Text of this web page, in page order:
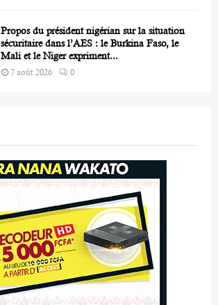
Propos du président nigérian sur la situation
sécuritaire dans l’AES : le Burkina Faso, le
Mali et le Niger expriment...
7 août 2026 0